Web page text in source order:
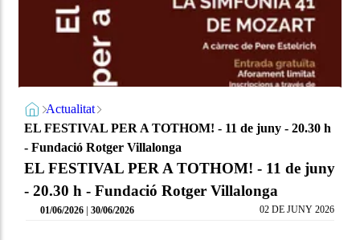
Actualitat
EL FESTIVAL PER A TOTHOM! - 11 de juny - 20.30 h
- Fundació Rotger Villalonga
EL FESTIVAL PER A TOTHOM! - 11 de juny
- 20.30 h - Fundació Rotger Villalonga
01/06/2026 | 30/06/2026 02 DE JUNY 2026